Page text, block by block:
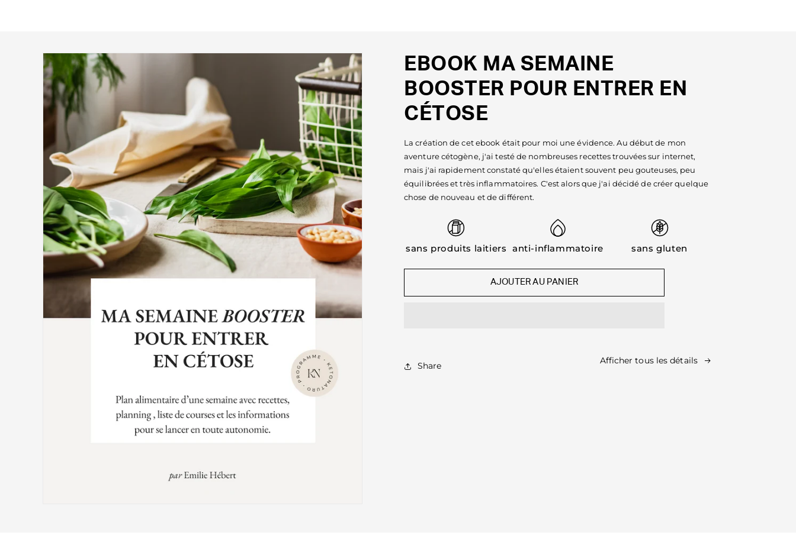
EBOOK MA SEMAINE
BOOSTER POUR ENTRER EN
CÉTOSE
La création de cet ebook était pour moi une évidence. Au début de mon
aventure cétogène, j'ai testé de nombreuses recettes trouvées sur internet,
mais j'ai rapidement constaté qu'elles étaient souvent peu gouteuses, peu
équilibrées et très inflammatoires. C'est alors que j'ai décidé de créer quelque
chose de nouveau et de différent.
sans produits laitiers anti-inflammatoire sans gluten
AJOUTER AU PANIER
Share
Afficher tous les détails